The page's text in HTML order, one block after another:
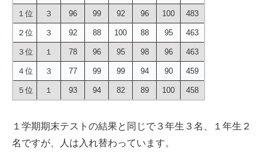
１位 ３ 96 99 92 96 100 483
２位 ３ 92 88 100 88 95 463
３位 １ 78 96 95 98 96 463
４位 ３ 77 99 99 94 90 459
５位 １ 93 94 82 89 100 458
１学期期末テストの結果と同じで３年生３名、１年生２
名ですが、人は入れ替わっています。